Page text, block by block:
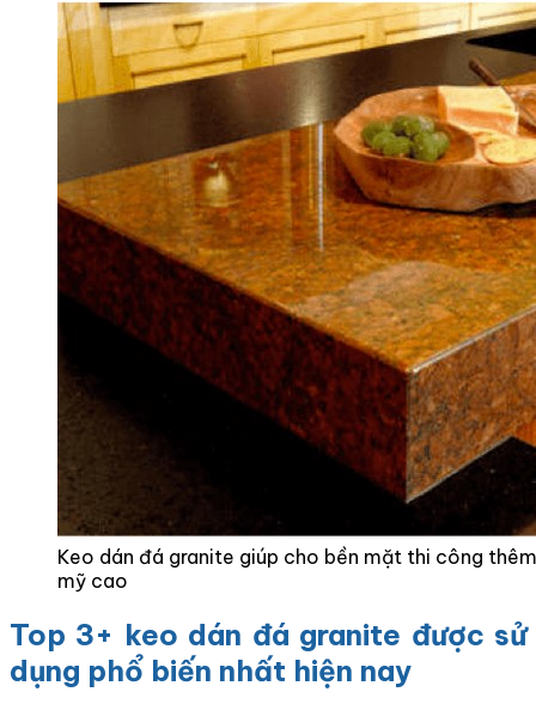
Keo dán đá granite giúp cho bền mặt thi công
mỹ cao
Top 3+ keo dán đá granite được sử
dụng phổ biến nhất hiện nay